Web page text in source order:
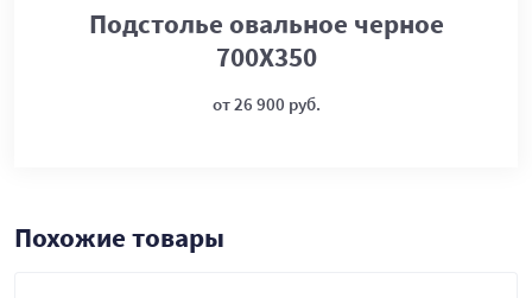
Подстолье овальное черное
700Х350
от 26 900 руб.
Похожие товары